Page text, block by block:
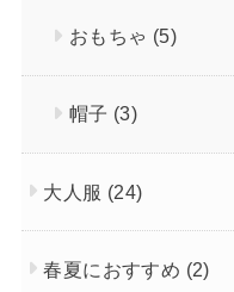
おもちゃ (5)
帽子 (3)
大人服 (24)
春夏におすすめ (2)